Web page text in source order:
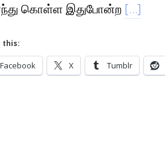
கொள்ள இதுபோன்ற […]
this:
Facebook X Tumblr